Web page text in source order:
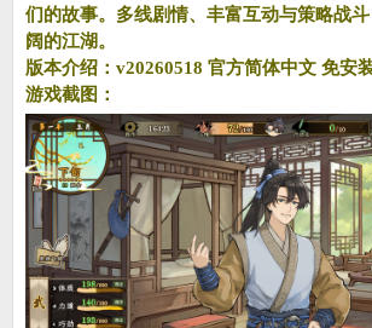
们的故事。多线剧情、丰富互动与策略战
阔的江湖。
版本介绍：v20260518 官方简体中文 免安
游戏截图：